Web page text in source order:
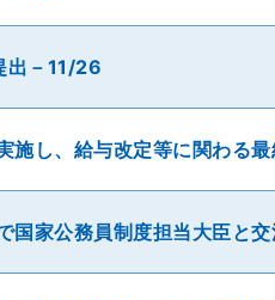
出－11/26
施し、給与改定等に関わる
国家公務員制度担当大臣と